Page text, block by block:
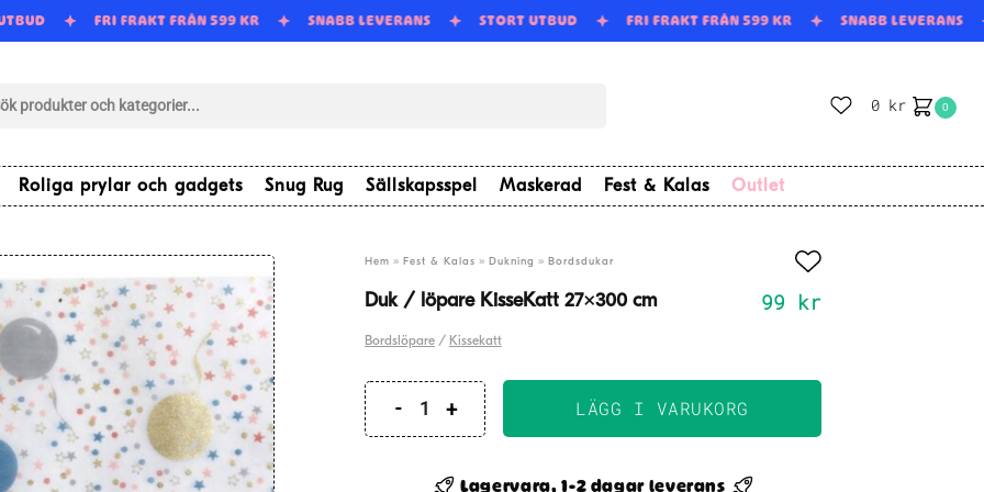
FRI FRAKT FRÅN 599 KR SNABB LEVERANS STORT UTBUD FRI FRAKT FRÅN 599 KR SNABB LEVERANS
0 kr 0
Roliga prylar och gadgets Snug Rug Sällskapsspel Maskerad Fest & Kalas Outlet
Hem » Fest & Kalas » Dukning » Bordsdukar
Duk / löpare KisseKatt 27×300 cm 99 kr
Bordslöpare/ Kissekatt
Duk
löpare
LÄGG I VARUKORG
Lagervara, 1-2 dagar leverans